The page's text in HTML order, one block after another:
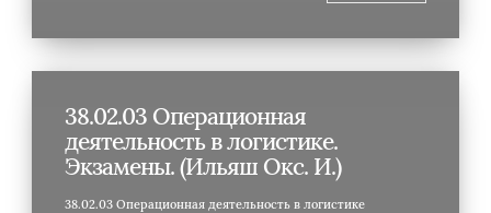
38.02.03 Операционная
деятельность в логистике.
Экзамены. (Ильяш Окс. И.)
38.02.03 Операционная деятельность в логистике